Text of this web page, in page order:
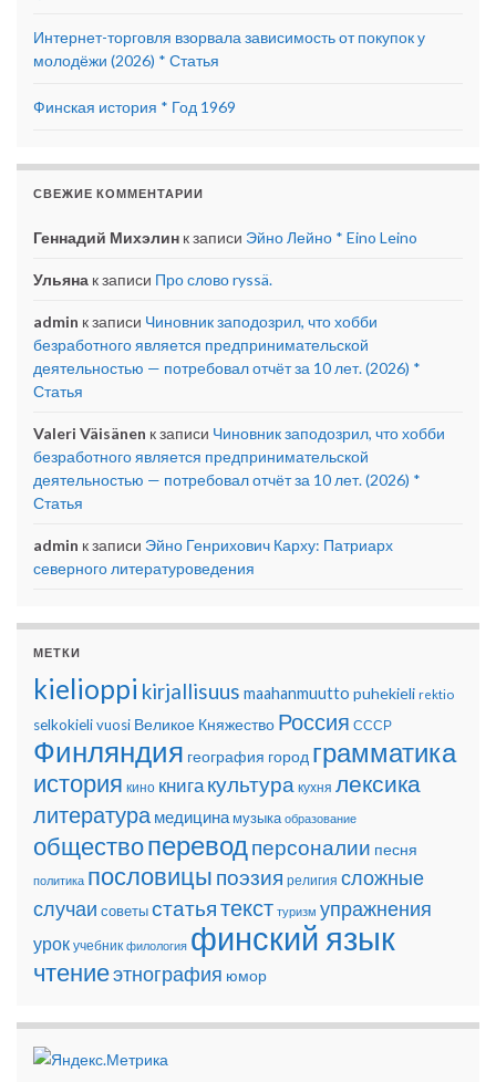
Интернет-торговля взорвала зависимость от покупок у
молодёжи (2026) * Статья
Финская история * Год 1969
СВЕЖИЕ КОММЕНТАРИИ
Геннадий Михэлин к записи Эйно Лейно * Eino Leino
Ульяна к записи Про слово ryssä.
admin к записи Чиновник заподозрил, что хобби
безработного является предпринимательской
деятельностью — потребовал отчёт за 10 лет. (2026) *
Статья
Valeri Väisänen к записи Чиновник заподозрил, что хобби
безработного является предпринимательской
деятельностью — потребовал отчёт за 10 лет. (2026) *
Статья
admin к записи Эйно Генрихович Карху: Патриарх
северного литературоведения
МЕТКИ
kielioppi kirjallisuus maahanmuutto puhekieli rektio
selkokielivuosi Великое Княжество Россия СССР
Финляндия география город грамматика
история кино книгакультура кухня лексика
литература медицина музыка образование
обществопереводперсоналии песня
политика пословицы поэзия религия сложные
случаи советыстатьятекст туризм упражнения
урок учебник филология финский язык
чтениеэтнография юмор